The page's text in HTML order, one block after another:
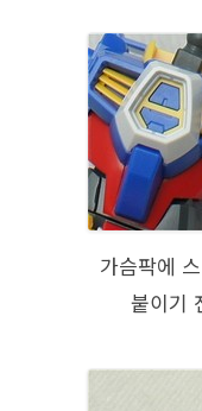
가슴팍에
붙이기